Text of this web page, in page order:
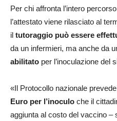
Per chi affronta l’intero
l’attestato viene rilasciato al
il tutoraggio può essere
da un infermieri, ma anche da
abilitato per l’inoculazione del
«Il Protocollo nazionale
Euro per l’inoculo che il
aggiunta al costo del vaccino –